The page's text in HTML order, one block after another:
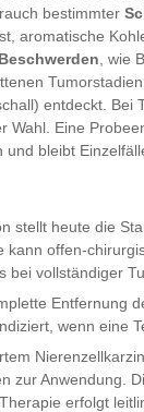
bestimmter
aromatische
Beschwerden , wie
entdeckt.
Wahl. Eine
bleibt
stellt heute die
kann offen-
bei vollständiger
Entfernung
wenn eine
zur Anwendung.
erfolgt